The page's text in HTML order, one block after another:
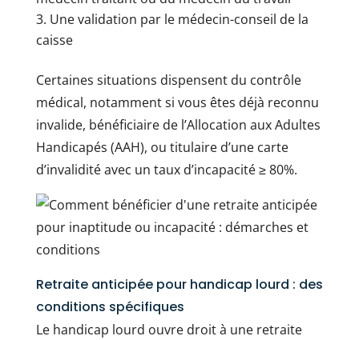
Une validation par le médecin-conseil de la
caisse
Certaines situations dispensent du contrôle
médical, notamment si vous êtes déjà reconnu
invalide, bénéficiaire de l’Allocation aux Adultes
Handicapés (AAH), ou titulaire d’une carte
d’invalidité avec un taux d’incapacité ≥ 80%.
Retraite anticipée pour handicap lourd : des
conditions spécifiques
Le handicap lourd ouvre droit à une retraite